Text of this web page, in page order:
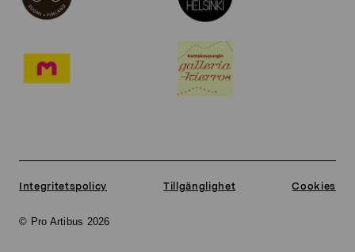
© Pro Artibus 2026
Integritetspolicy Tillgänglighet Cookies